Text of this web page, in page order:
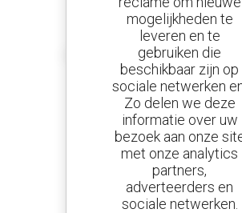
Stel meldingen in
en ontvang advertenties van
800 dealers
Manitou wereldwijd
mogelijkheden te
leveren en te
gebruiken die
beschikbaar zijn op
sociale netwerken
Zo delen we deze
informatie over uw
bezoek aan onze
met onze analytics
partners,
adverteerders en
sociale netwerken.